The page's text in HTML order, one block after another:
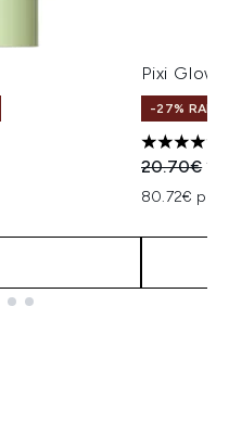
Pixi Glow
-27%
4.5 stars
20.70€
80.72€ pro